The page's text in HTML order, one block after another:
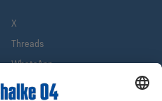
X
Threads
WhatsApp
Sina Weibo